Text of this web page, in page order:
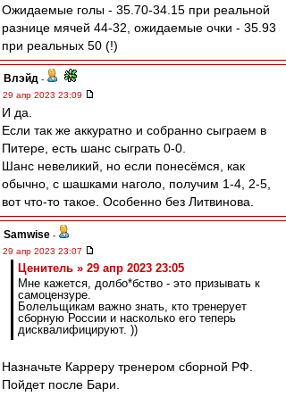
Ожидаемые голы - 35.70-34.15 при реальной
разнице мячей 44-32, ожидаемые очки - 35.93
при реальных 50 (!)
Влэйд -
29 апр 2023 23:09
И да.
Если так же аккуратно и собранно сыграем в
Питере, есть шанс сыграть 0-0.
Шанс невеликий, но если понесёмся, как
обычно, с шашками наголо, получим 1-4, 2-5,
вот что-то такое. Особенно без Литвинова.
Samwise -
29 апр 2023 23:07
Ценитель » 29 апр 2023 23:05
Мне кажется, долбо*бство - это призывать к
самоцензуре.
Болельщикам важно знать, кто тренерует
сборную России и насколько его теперь
дисквалифицируют. ))
Назначьте Карреру тренером сборной РФ.
Пойдет после Бари.